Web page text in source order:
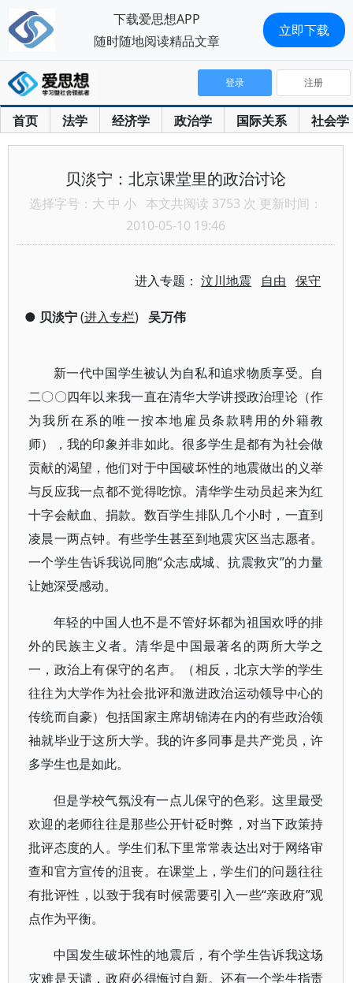
首页 法学 经济学 政治学 国际关系 社会学
登录 注册
贝淡宁：北京课堂里的政治讨论
选择字号： 大 中 小 本文共阅读 3753 次 更新时间：
2010-05-10 19:46
进入专题：汶川地震 自由 保守
● 贝淡宁(进入专栏) 吴万伟
新一代中国学生被认为自私和追求物质享受。自
二〇〇四年以来我一直在清华大学讲授政治理论（作
为我所在系的唯一按本地雇员条款聘用的外籍教
师），我的印象并非如此。很多学生是都有为社会做
贡献的渴望，他们对于中国破坏性的地震做出的义举
与反应我一点都不觉得吃惊。清华学生动员起来为红
十字会献血、捐款。数百学生排队几个小时，一直到
凌晨一两点钟。有些学生甚至到地震灾区当志愿者。
一个学生告诉我说同胞“众志成城、抗震救灾”的力量
让她深受感动。
年轻的中国人也不是不管好坏都为祖国欢呼的排
外的民族主义者。清华是中国最著名的两所大学之
一，政治上有保守的名声。（相反，北京大学的学生
往往为大学作为社会批评和激进政治运动领导中心的
传统而自豪）包括国家主席胡锦涛在内的有些政治领
袖就毕业于这所大学。我的许多同事是共产党员，许
多学生也是如此。
但是学校气氛没有一点儿保守的色彩。这里最受
欢迎的老师往往是那些公开针砭时弊，对当下政策持
批评态度的人。学生们私下里常常表达出对于网络审
查和官方宣传的沮丧。在课堂上，学生们的问题往往
有批评性，以致于我有时候需要引入一些“亲政府”观
点作为平衡。
中国发生破坏性的地震后，有个学生告诉我这场
灾难是天谴，政府必得悔过自新。还有一个学生指责
下载爱思想APP
随时随地阅读精品文章
立即下载